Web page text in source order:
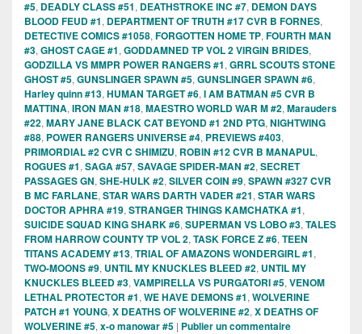
#5, DEADLY CLASS #51, DEATHSTROKE INC #7, DEMON DAYS
BLOOD FEUD #1, DEPARTMENT OF TRUTH #17 CVR B FORNES,
DETECTIVE COMICS #1058, FORGOTTEN HOME TP, FOURTH MAN
#3, GHOST CAGE #1, GODDAMNED TP VOL 2 VIRGIN BRIDES,
GODZILLA VS MMPR POWER RANGERS #1, GRRL SCOUTS STONE
GHOST #5, GUNSLINGER SPAWN #5, GUNSLINGER SPAWN #6,
Harley quinn #13, HUMAN TARGET #6, I AM BATMAN #5 CVR B
MATTINA, IRON MAN #18, MAESTRO WORLD WAR M #2, Marauders
#22, MARY JANE BLACK CAT BEYOND #1 2ND PTG, NIGHTWING
#88, POWER RANGERS UNIVERSE #4, PREVIEWS #403,
PRIMORDIAL #2 CVR C SHIMIZU, ROBIN #12 CVR B MANAPUL,
ROGUES #1, SAGA #57, SAVAGE SPIDER-MAN #2, SECRET
PASSAGES GN, SHE-HULK #2, SILVER COIN #9, SPAWN #327 CVR
B MC FARLANE, STAR WARS DARTH VADER #21, STAR WARS
DOCTOR APHRA #19, STRANGER THINGS KAMCHATKA #1,
SUICIDE SQUAD KING SHARK #6, SUPERMAN VS LOBO #3, TALES
FROM HARROW COUNTY TP VOL 2, TASK FORCE Z #6, TEEN
TITANS ACADEMY #13, TRIAL OF AMAZONS WONDERGIRL #1,
TWO-MOONS #9, UNTIL MY KNUCKLES BLEED #2, UNTIL MY
KNUCKLES BLEED #3, VAMPIRELLA VS PURGATORI #5, VENOM
LETHAL PROTECTOR #1, WE HAVE DEMONS #1, WOLVERINE
PATCH #1 YOUNG, X DEATHS OF WOLVERINE #2, X DEATHS OF
WOLVERINE #5, x-o manowar #5 | Publier un commentaire